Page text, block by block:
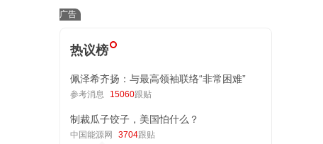
热议榜
佩泽希齐扬：与最高领袖联络“非常困难”
参考消息 15060跟贴
制裁瓜子饺子，美国怕什么？
中国能源网 3704跟贴